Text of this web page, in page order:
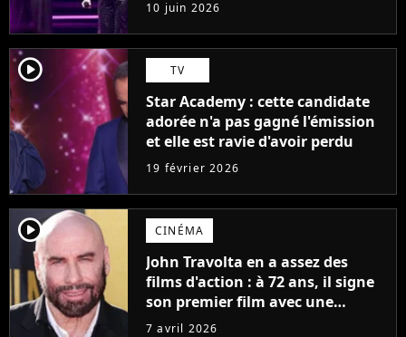
10 juin 2026
player2 TV
Star Academy : cette candidate
adorée n'a pas gagné l'émission
et elle est ravie d'avoir perdu
19 février 2026
player2 CINÉMA
John Travolta en a assez des
films d'action : à 72 ans, il signe
son premier film avec une
histoire écrite il y a 30 ans
7 avril 2026